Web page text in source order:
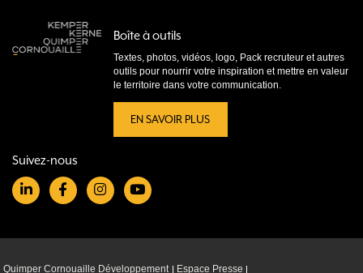
Boîte à outils
Textes, photos, vidéos, logo, Pack recruteur et autres
outils pour nourrir votre inspiration et mettre en valeur
le territoire dans votre communication.
EN SAVOIR PLUS
Suivez-nous
Quimper Cornouaille Développement Espace Presse